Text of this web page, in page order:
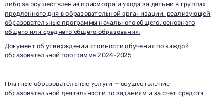
либо за осуществление присмотра и ухода за детьми в группах
продленного дня в образовательной организации, реализующей
образовательные программы начального общего, основного
общего или среднего общего образования.
Документ об утверждении стоимости обучения по каждой
образовательной программе 2024-2025
Платные образовательные услуги — осуществление
образовательной деятельности по заданиям и за счет средств